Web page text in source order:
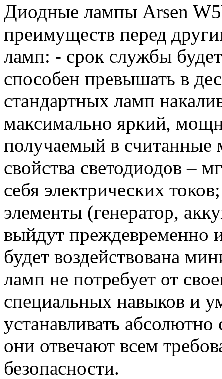
Диодные лампы Arsen
преимуществ перед
ламп: - срок службы
способен превышать в
стандартных ламп
максимально яркий,
получаемый в считанные
свойства светодиодов –
себя электрических
элементы (генератор,
выйдут преждевременно
будет воздействована
ламп не потребует от
специальных навыков и
устанавливать
они отвечают всем
безопасности.